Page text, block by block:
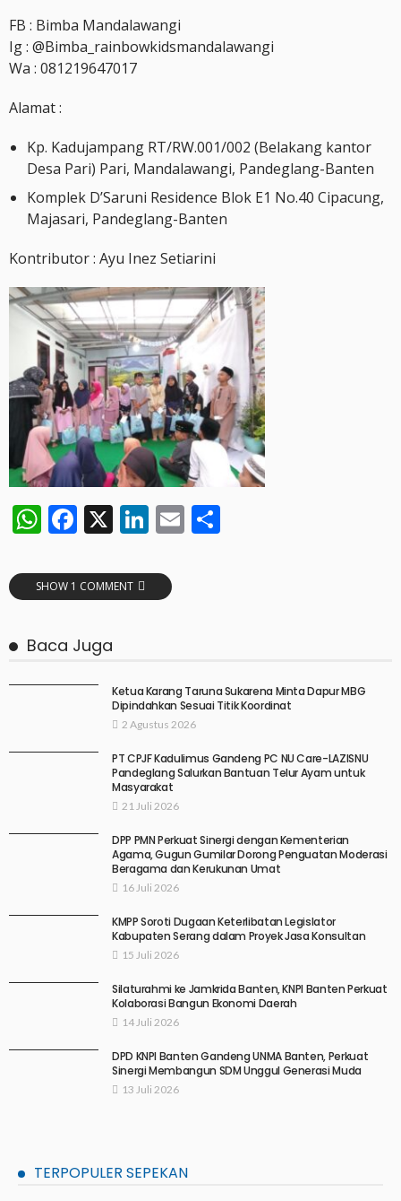
FB : Bimba Mandalawangi
Ig : @Bimba_rainbowkidsmandalawangi
Wa : 081219647017
Alamat :
Kp. Kadujampang RT/RW.001/002 (Belakang kantor
Desa Pari) Pari, Mandalawangi, Pandeglang-Banten
Komplek D’Saruni Residence Blok E1 No.40 Cipacung,
Majasari, Pandeglang-Banten
Kontributor : Ayu Inez Setiarini
WhatsApp
Facebook
X LinkedIn
Email
SHOW 1 COMMENT
Baca Juga
Ketua Karang Taruna Sukarena Minta Dapur MBG
Dipindahkan Sesuai Titik Koordinat
2 Agustus 2026
PT CPJF Kadulimus Gandeng PC NU Care-LAZISNU
Pandeglang Salurkan Bantuan Telur Ayam untuk
Masyarakat
21 Juli 2026
DPP PMN Perkuat Sinergi dengan Kementerian
Agama, Gugun Gumilar Dorong Penguatan Moderasi
Beragama dan Kerukunan Umat
16 Juli 2026
KMPP Soroti Dugaan Keterlibatan Legislator
Kabupaten Serang dalam Proyek Jasa Konsultan
15 Juli 2026
Silaturahmi ke Jamkrida Banten, KNPI Banten Perkuat
Kolaborasi Bangun Ekonomi Daerah
14 Juli 2026
DPD KNPI Banten Gandeng UNMA Banten, Perkuat
Sinergi Membangun SDM Unggul Generasi Muda
13 Juli 2026
TERPOPULER SEPEKAN